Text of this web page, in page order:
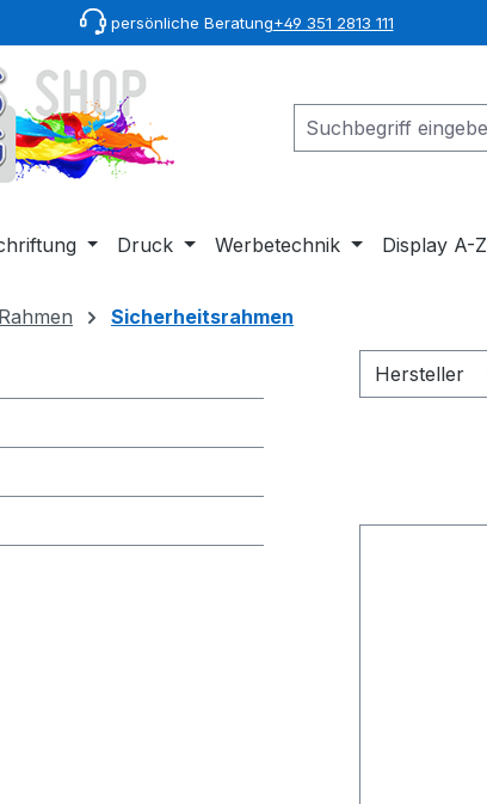
springen
persönliche Beratung+49 351 2813 111
Druck Werbetechnik Display A-Z
Sicherheitsrahmen
Hersteller